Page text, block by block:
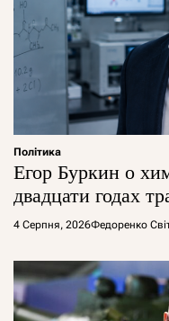
Політика
Егор Буркин о
двадцати годах
4 Серпня, 2026Федоренко